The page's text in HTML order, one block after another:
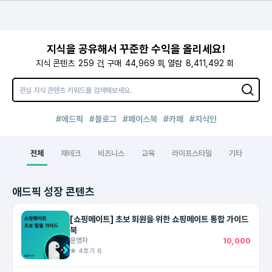
지식을 공유해서 꾸준한 수익을 올리세요!
지식 콘텐츠 259 건 구매 44,969 회 열람 8,411,492 회
#애드픽 #블로그 #페이스북 #카페 #지식인
전체 재테크 비즈니스 교육 라이프스타일 기타
애드픽 성장 콘텐츠
[쇼핑메이트] 초보 회원을 위한 쇼핑메이트 통합 가이드
북
운영자 10,000
★ 4후기 6